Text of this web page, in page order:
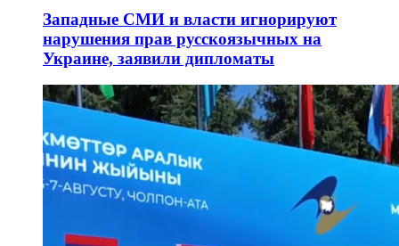
Западные СМИ и власти игнорируют
нарушения прав русскоязычных на
Украине, заявили дипломаты